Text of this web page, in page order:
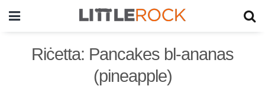
Riċetta: Pancakes bl-ananas
(pineapple)